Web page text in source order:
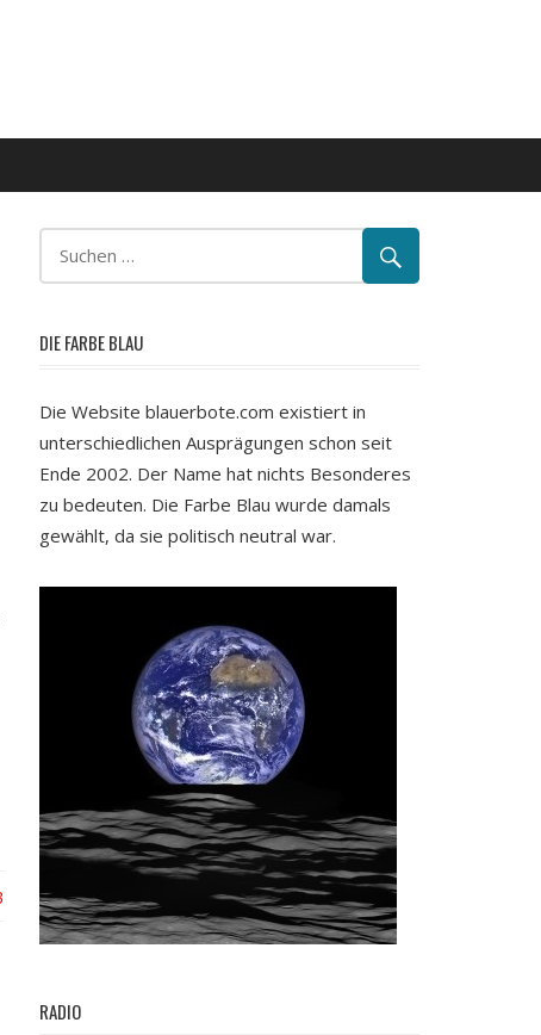
DIE FARBE BLAU
Die Website blauerbote.com existiert in
unterschiedlichen Ausprägungen schon seit
Ende 2002. Der Name hat nichts Besonderes
zu bedeuten. Die Farbe Blau wurde damals
gewählt, da sie politisch neutral war.
RADIO